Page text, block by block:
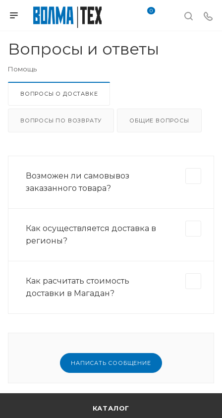
0
Вопросы и ответы
Помощь
ВОПРОСЫ О ДОСТАВКЕ
ВОПРОСЫ ПО ВОЗВРАТУ ОБЩИЕ ВОПРОСЫ
Возможен ли самовывоз
заказанного товара?
Как осуществляется доставка в
регионы?
Как расчитать стоимость
доставки в Магадан?
НАПИСАТЬ СООБЩЕНИЕ
КАТАЛОГ